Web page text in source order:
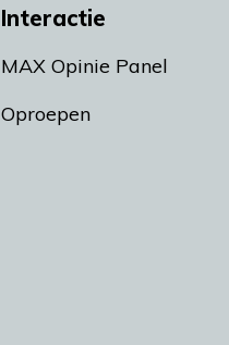
Interactie
MAX Opinie Panel
Oproepen